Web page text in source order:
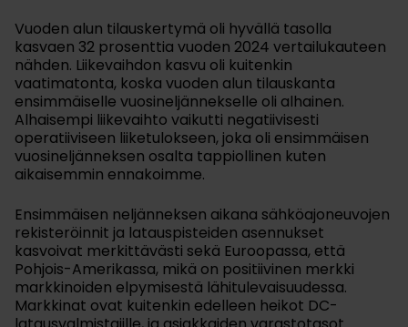
Vuoden alun tilauskertymä oli hyvällä tasolla
kasvaen 32 prosenttia vuoden 2024 vertailukauteen
nähden. Liikevaihdon kasvu oli kuitenkin
vaatimatonta, koska vuoden alun tilauskanta
ensimmäiselle vuosineljännekselle oli alhainen.
Alhaisempi liikevaihto vaikutti negatiivisesti
operatiiviseen liiketulokseen, joka oli ensimmäisen
vuosineljänneksen osalta tappiollinen kuten
aikaisemmin ennakoimme.
Ensimmäisen neljänneksen aikana sähköajoneuvojen
rekisteröinnit ja latauspisteiden asennukset
kasvoivat merkittävästi sekä Euroopassa, että
Pohjois-Amerikassa, mikä on positiivinen merkki
markkinoiden elpymisestä lähitulevaisuudessa.
Markkinat ovat kuitenkin edelleen heikot DC-